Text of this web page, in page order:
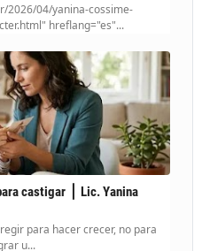
2026/04/yanina-cossime-
hreflang="es"...
castigar ⎪ Lic. Yanina
para hacer crecer, no para
u...